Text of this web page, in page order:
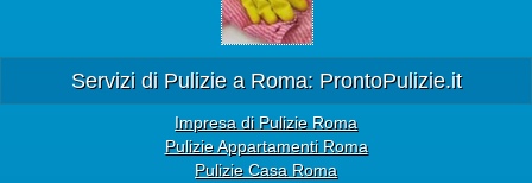
Servizi di Pulizie a Roma: ProntoPulizie.it
Impresa di Pulizie Roma
Pulizie Appartamenti Roma
Pulizie Casa Roma